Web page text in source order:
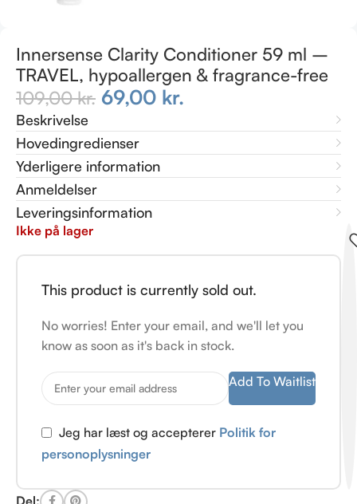
Innersense Clarity Conditioner 59 ml –
TRAVEL, hypoallergen & fragrance-free
109,00kr. 69,00 kr.
Beskrivelse
Hovedingredienser
Yderligere information
Anmeldelser
Leveringsinformation
Ikke på lager
This product is currently sold out.
No worries! Enter your email, and we'll let you
know as soon as it's back in stock.
Add To Waitlist
Jeg har læst og accepterer Politik for
personoplysninger